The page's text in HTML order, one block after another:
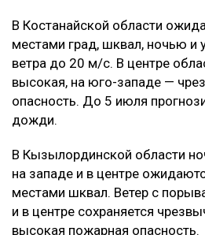
В Костанайской области
местами град, шквал, ночью и
ветра до 20 м/с. В центре
высокая, на юго-западе —
опасность. До 5 июля
дожди.
В Кызылординской области
на западе и в центре
местами шквал. Ветер с
и в центре сохраняется
высокая пожарная опасность.